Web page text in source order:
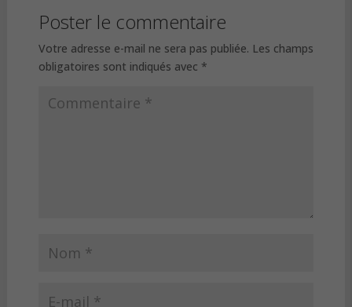
Poster le commentaire
Votre adresse e-mail ne sera pas publiée. Les champs
obligatoires sont indiqués avec *